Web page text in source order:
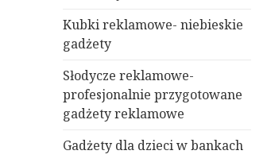
Kubki reklamowe- niebieskie
gadżety
Słodycze reklamowe-
profesjonalnie przygotowane
gadżety reklamowe
Gadżety dla dzieci w bankach